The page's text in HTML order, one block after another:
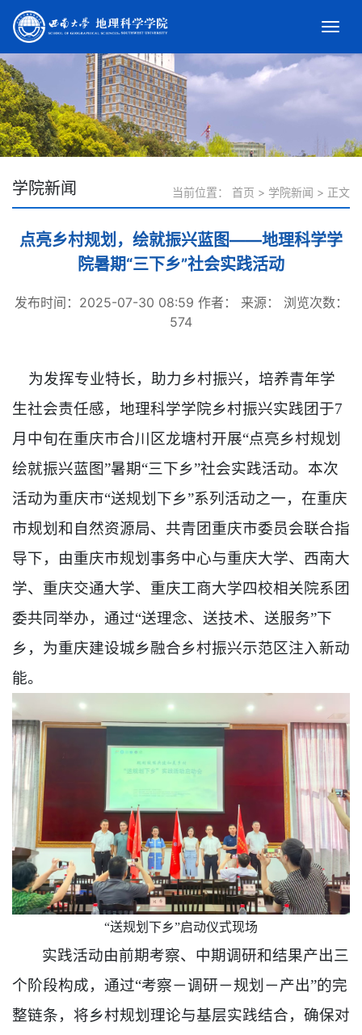
学院新闻 当前位置： 首页 > 学院新闻 > 正文
点亮乡村规划，绘就振兴蓝图——地理科学学
院暑期“三下乡”社会实践活动
发布时间：2025-07-30 08:59 作者： 来源：
浏览次数：
574
为发挥专业特长，助力乡村振兴，培养青年学
生社会责任感，地理科学学院乡村振兴实践团于7
月中旬在重庆市合川区龙塘村开展“点亮乡村规划
绘就振兴蓝图”暑期“三下乡”社会实践活动。本次
活动为重庆市“送规划下乡”系列活动之一，在重庆
市规划和自然资源局、共青团重庆市委员会联合指
导下，由重庆市规划事务中心与重庆大学、西南大
学、重庆交通大学、重庆工商大学四校相关院系团
委共同举办，通过“送理念、送技术、送服务”下
乡，为重庆建设城乡融合乡村振兴示范区注入新动
能。
“送规划下乡”启动仪式现场
实践活动由前期考察、中期调研和结果产出三
个阶段构成，通过“考察－调研－规划－产出”的完
整链条，将乡村规划理论与基层实践结合，确保对